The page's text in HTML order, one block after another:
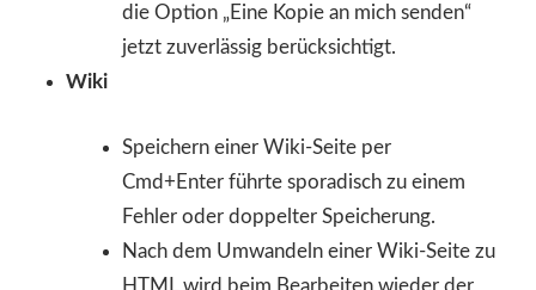
die Option „Eine Kopie an mich senden“
jetzt zuverlässig berücksichtigt.
Wiki
Speichern einer Wiki-Seite per
Cmd+Enter führte sporadisch zu einem
Fehler oder doppelter Speicherung.
Nach dem Umwandeln einer Wiki-Seite zu
HTML wird beim Bearbeiten wieder der